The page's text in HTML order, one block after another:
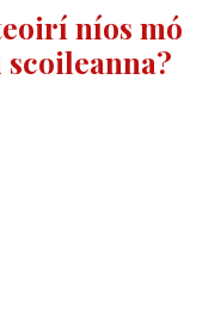
níos mó